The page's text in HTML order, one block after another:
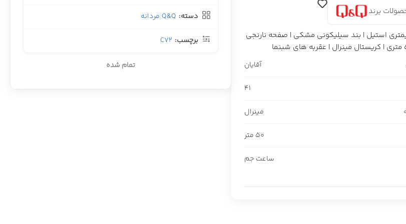
برند
میلیمتری استیل | بند سیلیکونی مشکی | صفحه نارنجی
آقایان
41
مینرال
50 متر
ساعت جم
دسته: Q&Q مردانه
برچسب: C72
تمام شده